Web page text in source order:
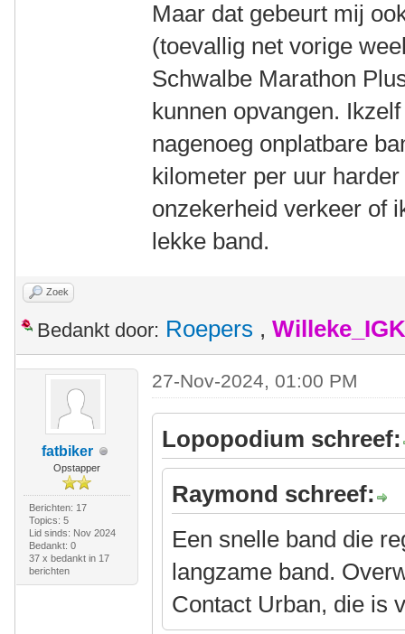
Maar dat gebeurt mij
(toevallig net vorige
Schwalbe Marathon
kunnen opvangen.
nagenoeg onplatbare
kilometer per uur
onzekerheid verkeer of
lekke band.
Zoek
Bedankt door: Roepers ,
fatbiker
Opstapper
Berichten: 17
Topics: 5
Lid sinds: Nov 2024
Bedankt: 0
37 x bedankt in 17
berichten
27-Nov-2024, 01:00 PM
Lopopodium schreef:
Raymond schreef:
Een snelle band die
langzame band.
Contact Urban, die is